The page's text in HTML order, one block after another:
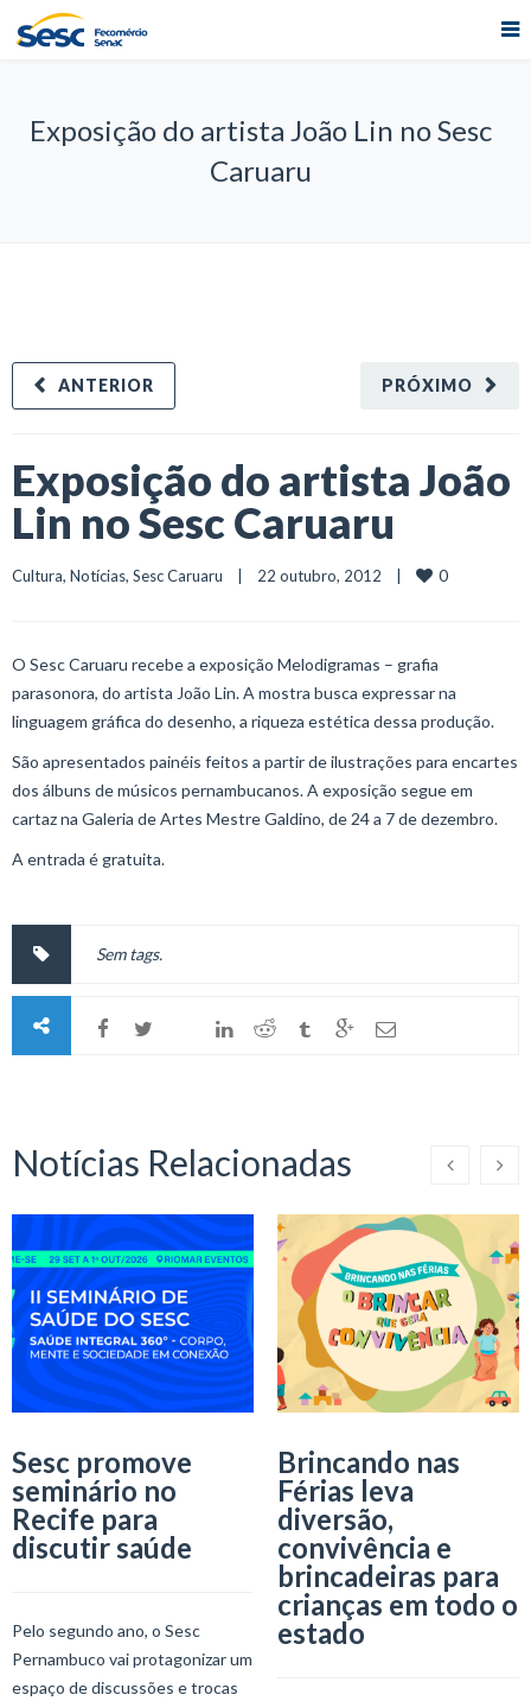
Exposição do artista João Lin no Sesc
Caruaru
PRÓXIMO
ANTERIOR
Exposição do artista João
Lin no Sesc Caruaru
Cultura, Notícias, Sesc Caruaru
    |    22 outubro, 2012    |
0
O Sesc Caruaru recebe a exposição Melodigramas – grafia
parasonora, do artista João Lin. A mostra busca expressar na
linguagem gráfica do desenho, a riqueza estética dessa produção.
São apresentados painéis feitos a partir de ilustrações para encartes
dos álbuns de músicos pernambucanos. A exposição segue em
cartaz na Galeria de Artes Mestre Galdino, de 24 a 7 de dezembro.
A entrada é gratuita.
Sem tags.
Notícias Relacionadas
Sesc promove
seminário no
Recife para
discutir saúde
Pelo segundo ano, o Sesc
Pernambuco vai protagonizar um
espaço de discussões e trocas
Brincando nas
Férias leva
diversão,
convivência e
brincadeiras para
crianças em todo o
estado